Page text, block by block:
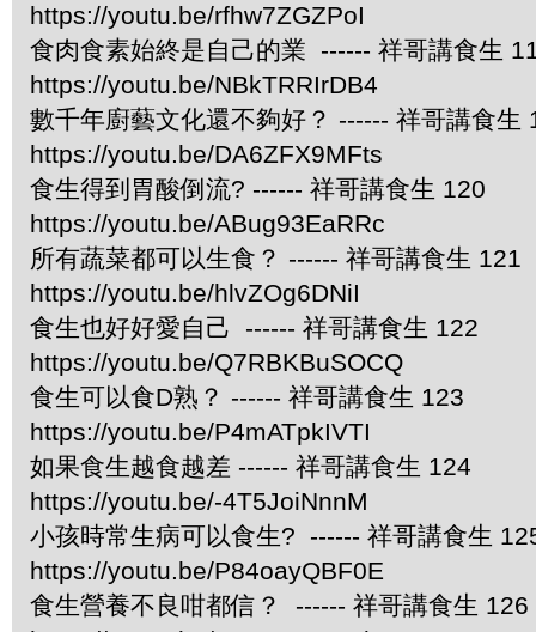
https://youtu.be/rfhw7ZGZPoI
食肉食素始終是自己的業 ------ 祥哥講食生
https://youtu.be/NBkTRRIrDB4
數千年廚藝文化還不夠好？ ------ 祥哥講食生
https://youtu.be/DA6ZFX9MFts
食生得到胃酸倒流? ------ 祥哥講食生 120
https://youtu.be/ABug93EaRRc
所有蔬菜都可以生食？ ------ 祥哥講食生 121
https://youtu.be/hlvZOg6DNiI
食生也好好愛自己 ------ 祥哥講食生 122
https://youtu.be/Q7RBKBuSOCQ
食生可以食D熟？ ------ 祥哥講食生 123
https://youtu.be/P4mATpkIVTI
如果食生越食越差 ------ 祥哥講食生 124
https://youtu.be/-4T5JoiNnnM
小孩時常生病可以食生? ------ 祥哥講食生
https://youtu.be/P84oayQBF0E
食生營養不良咁都信？ ------ 祥哥講食生 126